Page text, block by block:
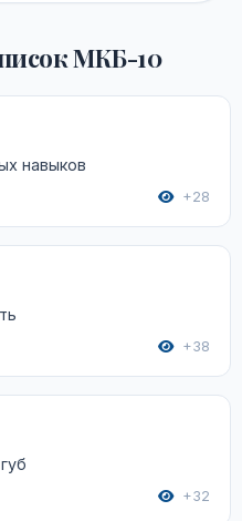
МКБ-10
навыков
+28
+38
+32